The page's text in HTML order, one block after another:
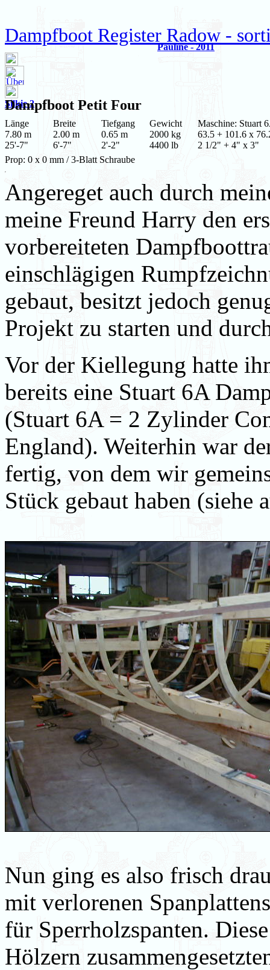
Dampfboot Register Radow -
Pauline - 2011
Silkie 2
Dampfboot Petit Four
Länge
7.80 m
25'-7"
Breite
2.00 m
6'-7"
Tiefgang
0.65 m
2'-2"
Gewicht
2000 kg
4400 lb
Maschine: Stuart
63.5 + 101.6 x
2 1/2" + 4" x 3"
Prop: 0 x 0 mm / 3-Blatt Schraube
Angereget auch durch
meine Freund Harry den
vorbereiteten
einschlägigen
gebaut, besitzt jedoch
Projekt zu starten und
Vor der Kiellegung hatte
bereits eine Stuart 6A
(Stuart 6A = 2 Zylinder
England). Weiterhin war
fertig, von dem wir
Stück gebaut haben (siehe
Nun ging es also frisch
mit verlorenen
für Sperrholzspanten.
Hölzern